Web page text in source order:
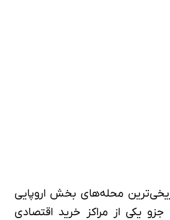
محله‌های بخش اروپایی
یکی از مراکز خرید اقتصادی